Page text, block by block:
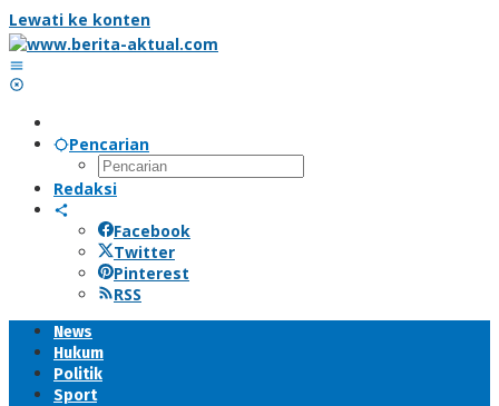
Lewati ke konten
Pencarian
Redaksi
Facebook
Twitter
Pinterest
RSS
News
Hukum
Politik
Sport